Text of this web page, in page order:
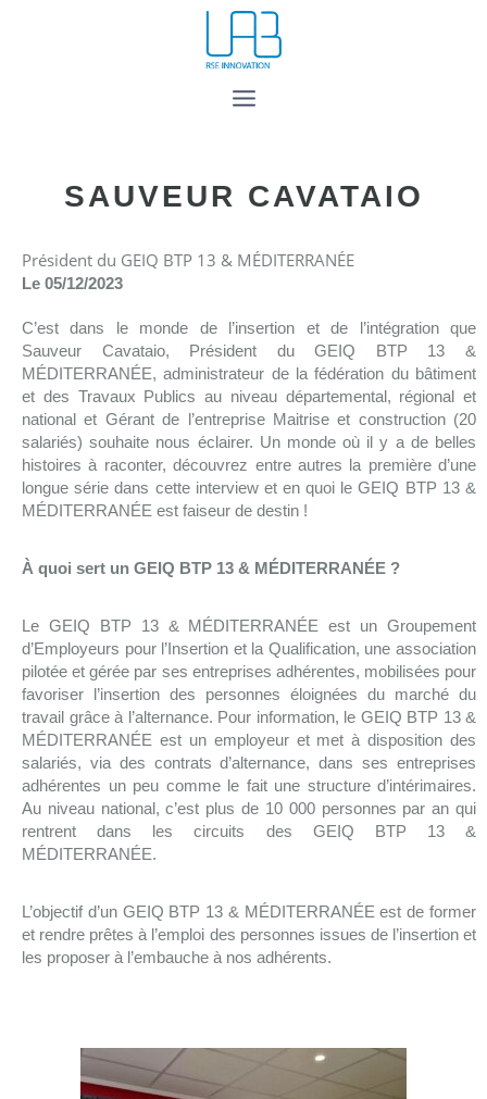
SAUVEUR CAVATAIO
Président du GEIQ BTP 13 & MÉDITERRANÉE
Le 05/12/2023
C’est dans le monde de l’insertion et de l’intégration que
Sauveur Cavataio, Président du GEIQ BTP 13 &
MÉDITERRANÉE, administrateur de la fédération du bâtiment
et des Travaux Publics au niveau départemental, régional et
national et Gérant de l’entreprise Maitrise et construction (20
salariés) souhaite nous éclairer. Un monde où il y a de belles
histoires à raconter, découvrez entre autres la première d’une
longue série dans cette interview et en quoi le GEIQ BTP 13 &
MÉDITERRANÉE est faiseur de destin !
À quoi sert un GEIQ BTP 13 & MÉDITERRANÉE ?
Le GEIQ BTP 13 & MÉDITERRANÉE est un Groupement
d’Employeurs pour l’Insertion et la Qualification, une association
pilotée et gérée par ses entreprises adhérentes, mobilisées pour
favoriser l’insertion des personnes éloignées du marché du
travail grâce à l’alternance. Pour information, le GEIQ BTP 13 &
MÉDITERRANÉE est un employeur et met à disposition des
salariés, via des contrats d’alternance, dans ses entreprises
adhérentes un peu comme le fait une structure d’intérimaires.
Au niveau national, c’est plus de 10 000 personnes par an qui
rentrent dans les circuits des GEIQ BTP 13 &
MÉDITERRANÉE.
L’objectif d’un GEIQ BTP 13 & MÉDITERRANÉE est de former
et rendre prêtes à l’emploi des personnes issues de l’insertion et
les proposer à l’embauche à nos adhérents.